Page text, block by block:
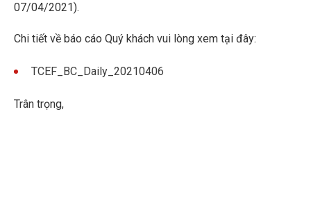
07/04/2021).
Chi tiết về báo cáo Quý khách vui lòng xem tại đây:
TCEF_BC_Daily_20210406
Trân trọng,